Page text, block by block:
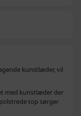
kunstlæder, vil
med kunstlæder der
top sørger